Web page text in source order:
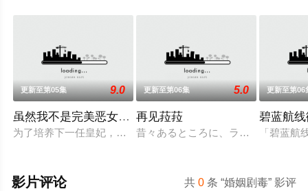
更新至第05集 9.0
虽然我不是完美恶女～雏宫蝶鼠替换传～
为了培养下一任皇妃，从五大名门中召集了公主们聚集的宫殿
更新至第06集 5.0
再见菈菈
昔々あるところに、ララという人魚
更新至第06
碧蓝航
「碧蓝航
共0 条 “婚姻剧毒” 影评
影片评论